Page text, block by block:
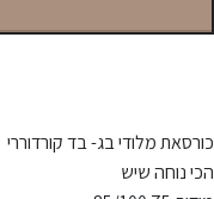
כורסאת מלודי בג- בד קורדוררי
הכי נוחה שיש